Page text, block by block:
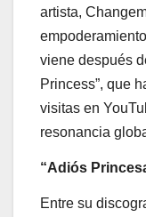
artista,
viene después
Princess”, que
visitas en
resonancia
“Adiós
Entre su